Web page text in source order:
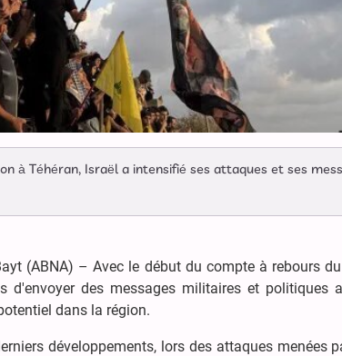
à Téhéran, Israël a intensifié ses attaques et ses
(ABNA) – Avec le début du compte à rebours
d'envoyer des messages militaires et politiques
dans la région.
développements, lors des attaques menées